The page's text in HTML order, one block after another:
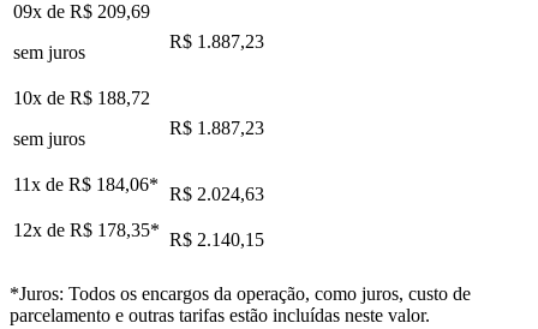
09x de R$ 209,69
sem juros
R$ 1.887,23
10x de R$ 188,72
sem juros
R$ 1.887,23
11x de R$ 184,06* R$ 2.024,63
12x de R$ 178,35* R$ 2.140,15
*Juros: Todos os encargos da operação, como juros, custo de
parcelamento e outras tarifas estão incluídas neste valor.